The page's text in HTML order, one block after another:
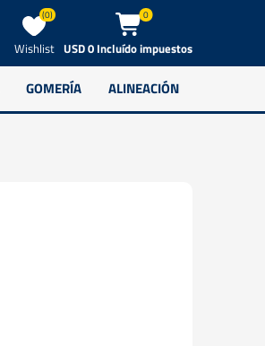
Wishlist
(0) 0
USD 0 Incluído impuestos
GOMERÍA ALINEACIÓN